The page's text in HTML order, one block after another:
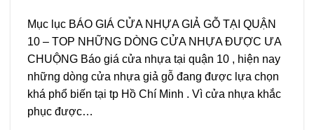
Mục lục BÁO GIÁ CỬA NHỰA GIẢ GỖ TẠI QUẬN
10 – TOP NHỮNG DÒNG CỬA NHỰA ĐƯỢC ƯA
CHUỘNG Báo giá cửa nhựa tại quận 10 , hiện nay
những dòng cửa nhựa giả gỗ đang được lựa chọn
khá phổ biến tại tp Hồ Chí Minh . Vì cửa nhựa khắc
phục được…